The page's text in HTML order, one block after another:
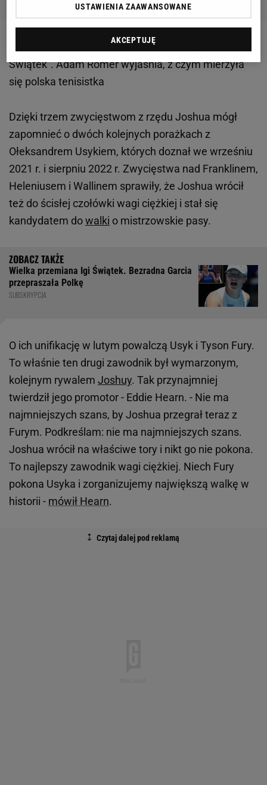
"Rankingowa jedynka ciążyła Idze
Świątek". Adam Romer wyjaśnia, z czym mierzyła
się polska tenisistka
Dzięki trzem zwycięstwom z rzędu Joshua mógł
zapomnieć o dwóch kolejnych porażkach z
Ołeksandrem Usykiem, których doznał we wrześniu
2021 r. i sierpniu 2022 r. Zwycięstwa nad Franklinem,
Heleniusem i Wallinem sprawiły, że Joshua wrócił
też do ścisłej czołówki wagi ciężkiej i stał się
kandydatem dowalki o mistrzowskie pasy.
Wielka przemiana Igi Świątek. Bezradna Garcia
przepraszała Polkę
SUBSKRYPCJA
O ich unifikację w lutym powalczą Usyk i Tyson Fury.
To właśnie ten drugi zawodnik był wymarzonym,
kolejnym rywalem Joshuy. Tak przynajmniej
twierdził jego promotor - Eddie Hearn. - Nie ma
najmniejszych szans, by Joshua przegrał teraz z
Furym. Podkreślam: nie ma najmniejszych szans.
Joshua wrócił na właściwe tory i nikt go nie pokona.
To najlepszy zawodnik wagi ciężkiej. Niech Fury
pokona Usyka i zorganizujemy największą walkę w
historii - mówił Hearn.
USTAWIENIA ZAAWANSOWANE
AKCEPTUJĘ